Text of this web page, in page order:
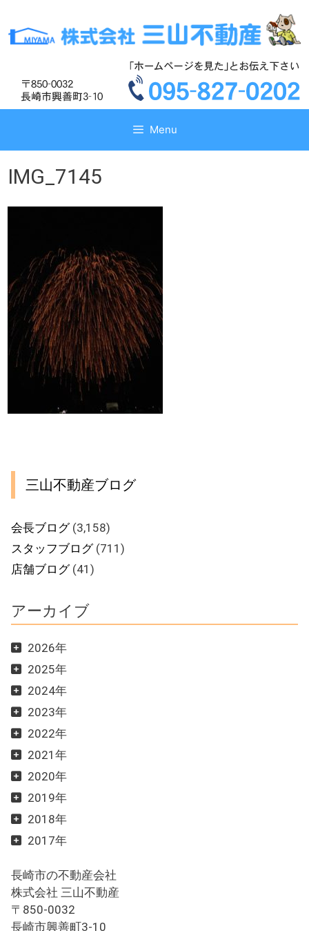
テ
ス
テ
ス
Menu
IMG_7145
三山不動産ブログ
会長ブログ(3,158)
スタッフブログ(711)
店舗ブログ(41)
アーカイブ
2026年
2025年
2024年
2023年
2022年
2021年
2020年
2019年
2018年
2017年
長崎市の不動産会社
株式会社 三山不動産
〒850-0032
長崎市興善町3-10